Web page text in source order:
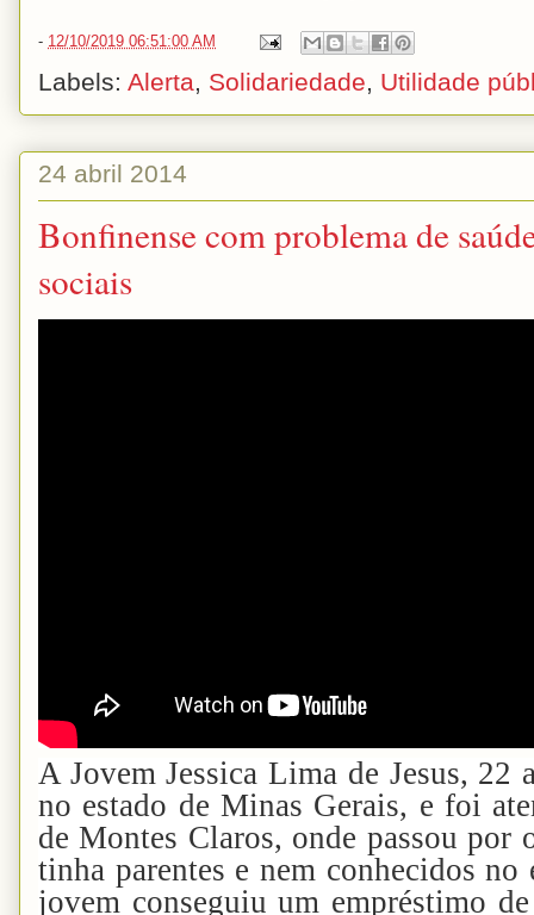
- 12/10/2019 06:51:00 AM
Labels: Alerta, Solidariedade, Utilidade
24 abril 2014
Bonfinense com problema de
sociais
A Jovem Jessica Lima de Jesus, 22
no estado de Minas Gerais, e foi
de Montes Claros, onde passou por
tinha parentes e nem conhecidos no
jovem conseguiu um empréstimo